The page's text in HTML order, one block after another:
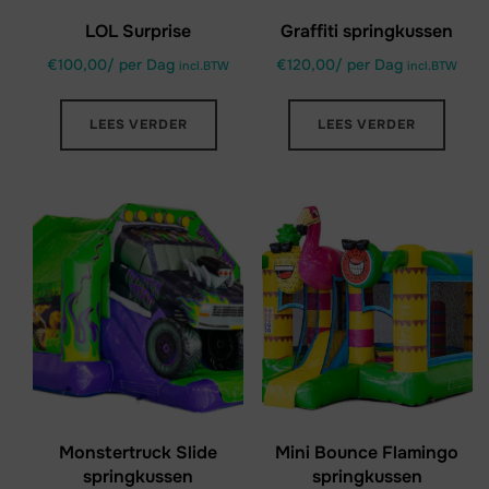
LOL Surprise
€100,00/ per Dag incl.BTW
LEES VERDER
Graffiti springkussen
€120,00/ per Dag incl.BTW
LEES VERDER
Monstertruck Slide
springkussen
Mini Bounce Flamingo
springkussen